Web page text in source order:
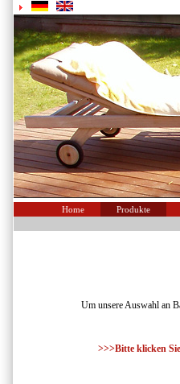
Home Produkte
Um unsere Auswahl an
>>>Bitte klicken Sie